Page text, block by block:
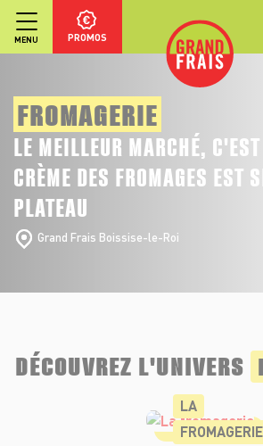
MENU PROMOS
FROMAGERIE
LE MEILLEUR MARCHÉ, C'EST
CRÈME DES FROMAGES EST
PLATEAU
Grand Frais Boissise-le-Roi
DÉCOUVREZ L'UNIVERS
LA
FROMAGERIE